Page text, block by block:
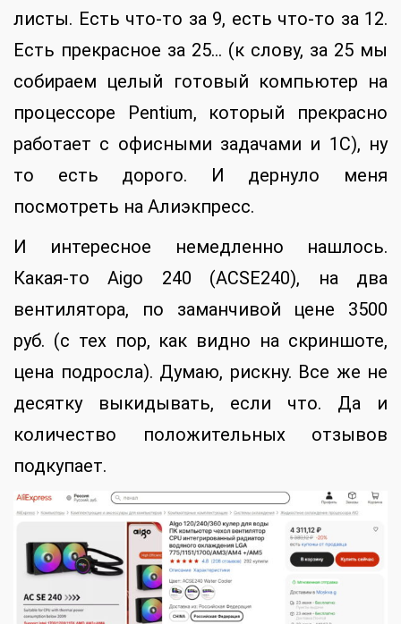
листы. Есть что-то за 9, есть что-то за 12.
Есть прекрасное за 25… (к слову, за 25 мы
собираем целый готовый компьютер на
процессоре Pentium, который прекрасно
работает с офисными задачами и 1С), ну
то есть дорого. И дернуло меня
посмотреть на Алиэкпресс.
И интересное немедленно нашлось.
Какая-то Aigo 240 (ACSE240), на два
вентилятора, по заманчивой цене 3500
руб. (с тех пор, как видно на скриншоте,
цена подросла). Думаю, рискну. Все же не
десятку выкидывать, если что. Да и
количество положительных отзывов
подкупает.